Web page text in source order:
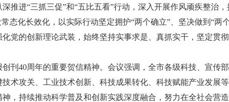
推进“三抓三促”和“五比五看”行动，深入开展作风顽疾整治
态化长效化，以实际行动坚定拥护“两个确立”、坚决做到“两
党的创新理论武装，始终坚持实事求是、真抓实干，坚定贯
刊40周年的重要贺信精神。会议强调，全市各级科技、宣传
术攻关、工业技术创新、科技成果转化、科技赋能产业发展
，持续推动科学普及和创新实践深度融合，努力在全社会营